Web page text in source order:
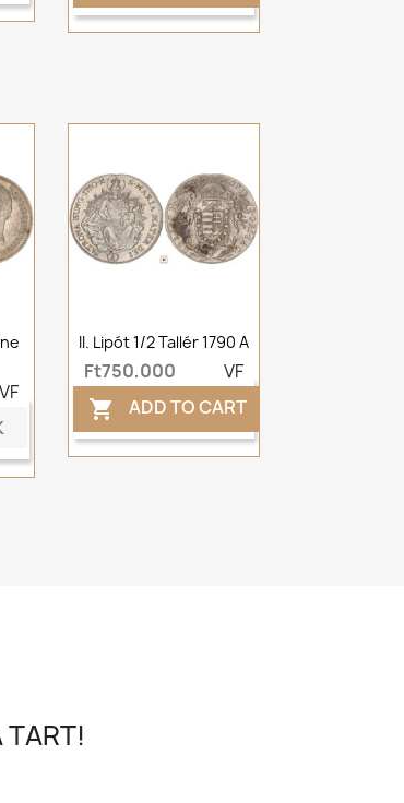
VF
II. Lipót 1/2 Tallér 1790 A
Ft750,000 VF
 ADD TO CART